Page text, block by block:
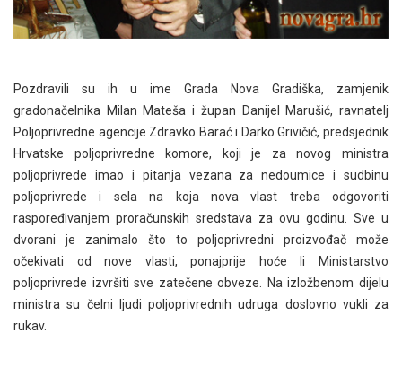
Pozdravili su ih u ime Grada Nova Gradiška, zamjenik
gradonačelnika Milan Mateša i župan Danijel Marušić, ravnatelj
Poljoprivredne agencije Zdravko Barać i Darko Grivičić, predsjednik
Hrvatske poljoprivredne komore, koji je za novog ministra
poljoprivrede imao i pitanja vezana za nedoumice i sudbinu
poljoprivrede i sela na koja nova vlast treba odgovoriti
raspoređivanjem proračunskih sredstava za ovu godinu. Sve u
dvorani je zanimalo što to poljoprivredni proizvođač može
očekivati od nove vlasti, ponajprije hoće li Ministarstvo
poljoprivrede izvršiti sve zatečene obveze. Na izložbenom dijelu
ministra su čelni ljudi poljoprivrednih udruga doslovno vukli za
rukav.